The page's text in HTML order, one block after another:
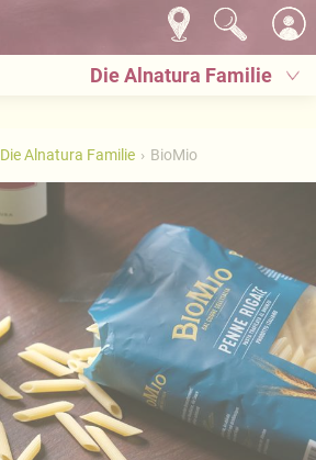
Die Alnatura Familie
Die Alnatura Familie BioMio